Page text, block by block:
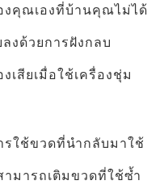
งคุณเองที่บ้านคุณไม่ได้
งด้วยการฝังกลบ
เสียเมื่อใช้เครื่องชุ่ม
รใช้ขวดที่นำกลับมาใช้
มารถเติมขวดที่ใช้ซ้ำ